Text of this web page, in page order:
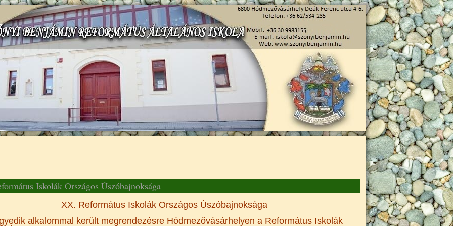
hely
Iskolák Országos Úszóbajnoksága
XX. Református Iskolák Országos Úszóbajnoksága
alkalommal került megrendezésre Hódmezővásárhelyen a Református Iskolák